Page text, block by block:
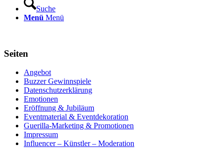
Suche
Menü Menü
Seiten
Angebot
Buzzer Gewinnspiele
Datenschutzerklärung
Emotionen
Eröffnung & Jubiläum
Eventmaterial & Eventdekoration
Guerilla-Marketing & Promotionen
Impressum
Influencer – Künstler – Moderation